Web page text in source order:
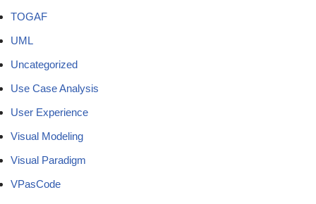
TOGAF
UML
Uncategorized
Use Case Analysis
User Experience
Visual Modeling
Visual Paradigm
VPasCode